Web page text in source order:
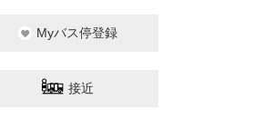
Myバス停登録
接近